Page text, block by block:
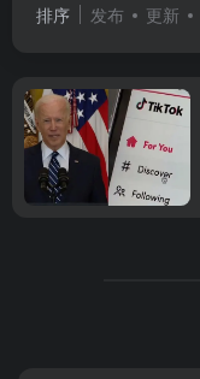
排序 发布 更新